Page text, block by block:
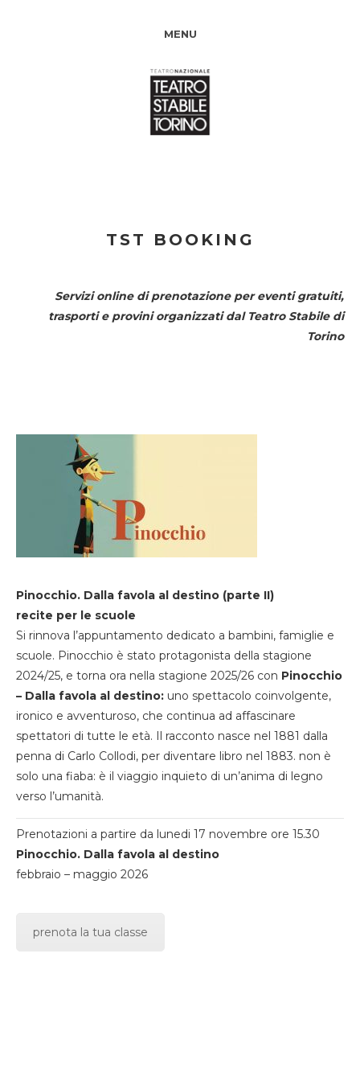
MENU
TST BOOKING
Servizi online di prenotazione per eventi gratuiti,
trasporti e provini organizzati dal Teatro Stabile di
Torino
Pinocchio. Dalla favola al destino (parte II)
recite per le scuole
Si rinnova l’appuntamento dedicato a bambini, famiglie e
scuole. Pinocchio è stato protagonista della stagione
2024/25, e torna ora nella stagione 2025/26 con Pinocchio
– Dalla favola al destino: uno spettacolo coinvolgente,
ironico e avventuroso, che continua ad affascinare
spettatori di tutte le età. Il racconto nasce nel 1881 dalla
penna di Carlo Collodi, per diventare libro nel 1883. non è
solo una fiaba: è il viaggio inquieto di un’anima di legno
verso l’umanità.
Prenotazioni a partire da lunedi 17 novembre ore 15.30
Pinocchio. Dalla favola al destino
febbraio – maggio 2026
prenota la tua classe